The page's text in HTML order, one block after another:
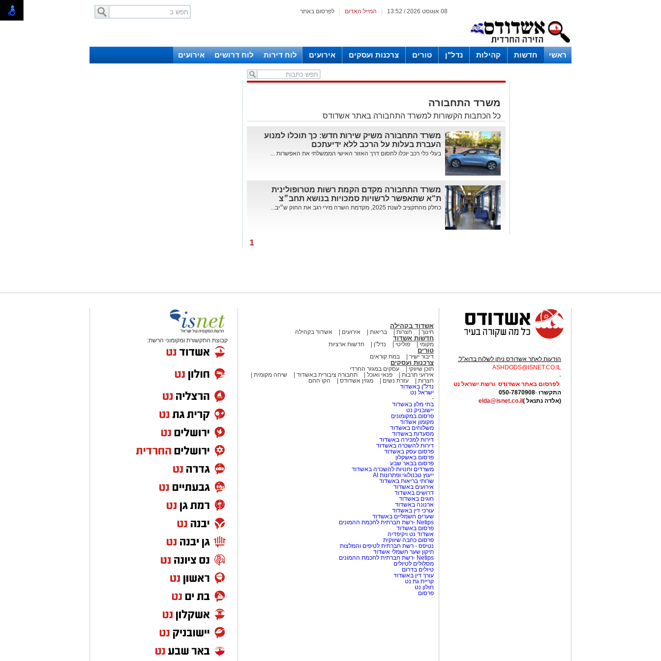
לפרסום באתר המייל האדום 08 אוגוסט 2026 / 13:52
ראשי חדשות קהילות נדל"ן טורים צרכנות ועסקים אירועים לוח דירות לוח דרושים אירועים
משרד התחבורה
כל הכתבות הקשורות למשרד התחבורה באתר אשדודס
משרד התחבורה משיק שירות חדש: כך תוכלו למנוע
העברת בעלות על הרכב ללא ידיעתכם
בעלי כלי רכב יוכלו לחסום דרך האזור האישי הממשלתי את האפשרות ...
משרד התחבורה מקדם הקמת רשות מטרופולינית
ת"א שתאפשר לרשויות סמכויות בנושא תחב״צ
כחלק מהתקציב לשנת 2025, מקדמת השרה מירי רגב את החוק ש״יב...
1
הודעות לאתר אשדודס ניתן לשלוח בדוא"ל:
ASHDODS@ISNET.CO.IL
-
לפרסום באתר אשדודס ורשת ישראל נט
התקשרו -
050-7870908
(אלדה נתנאל )elda@isnet.co.il
אשדוד בקהילה
חינוך חצרות בריאות אירועים אשדוד בקהילה
חדשות אשדוד
מקומי פוליטי נדל"ן חדשות ארציות
טורים
דיבור ישיר במת קוראים
צרכנות ועסקים
תוכן שיווקי
עסקים במגזר החרדי
אירועי תרבות
פנאי ואוכל תחבורה ציבורית באשדוד
שיחה מקומית
חצרות
עזרת נשים מגזין אשדודס
הקו החם
נדל"ן באשדוד
ישראל נט
-
בתי מלון באשדוד
יישובניק נט
פרסום במקומונים
מקומון אשדוד
משלוחים באשדוד
מסעדות באשדוד
דירות למכירה באשדוד
דירות להשכרה באשדוד
פרסום עסק באשדוד
פרסום באשקלון
פרסום בבאר שבע
משרדים וחנויות להשכרה באשדוד
ייעוץ טכנולוגי ופתרונות AI
שרותי בריאות באשדוד
אירועים באשדוד
דרושים באשדוד
חוגים באשדוד
ארנונה באשדוד
עורכי דין באשדוד
שערים חשמליים באשדוד
Netips -רשת חברתית לחכמת ההמונים
פרסום באשדוד
אשדוד נט ויקיפדיה
פרסום כתבה שיווקית
נטיפס - רשת חברתית לטיפים והמלצות
תיקון שער חשמלי אשדוד
Netips -רשת חברתית לחכמת ההמונים
מסלולים לטיולים
טיולים בדרום
עורך דין באשדוד
קריית גת נט
חולון נט
פרסום
קבוצת התקשורת ומקומוני הרשת: